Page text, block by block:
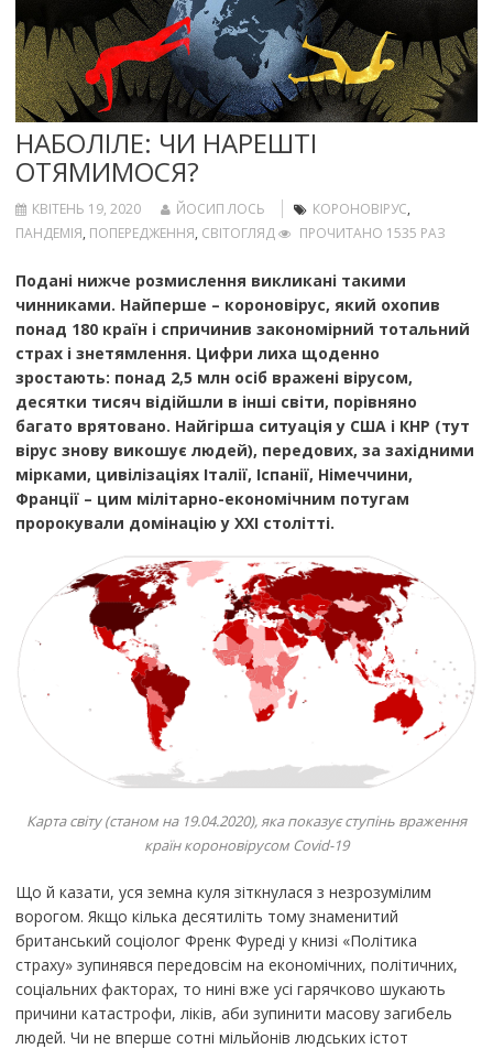
НАБОЛІЛЕ: ЧИ НАРЕШТІ
ОТЯМИМОСЯ?
КВІТЕНЬ 19, 2020 ЙОСИП ЛОСЬ КОРОНОВІРУС,
ПАНДЕМІЯ, ПОПЕРЕДЖЕННЯ, СВІТОГЛЯД ПРОЧИТАНО 1535 РАЗ
Подані нижче розмислення викликані такими
чинниками. Найперше – короновірус, який охопив
понад 180 країн і спричинив закономірний тотальний
страх і знетямлення. Цифри лиха щоденно
зростають: понад 2,5 млн осіб вражені вірусом,
десятки тисяч відійшли в інші світи, порівняно
багато врятовано. Найгірша ситуація у США і КНР (тут
вірус знову викошує людей), передових, за західними
мірками, цивілізаціях Італії, Іспанії, Німеччини,
Франції – цим мілітарно-економічним потугам
пророкували домінацію у ХХI столітті.
Карта світу (станом на 19.04.2020), яка показує ступінь враження
країн короновірусом Covid-19
Що й казати, уся земна куля зіткнулася з незрозумілим
ворогом. Якщо кілька десятиліть тому знаменитий
британський соціолог Френк Фуреді у книзі «Політика
страху» зупинявся передовсім на економічних, політичних,
соціальних факторах, то нині вже усі гарячково шукають
причини катастрофи, ліків, аби зупинити масову загибель
людей. Чи не вперше сотні мільйонів людських істот